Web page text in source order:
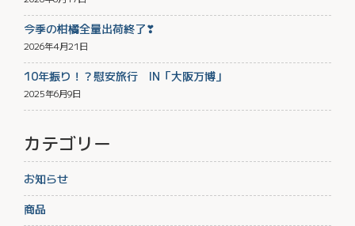
今季の柑橘全量出荷終了❣
2026年4月21日
10年振り！？慰安旅行 IN「大阪万博」
2025年6月9日
カテゴリー
お知らせ
商品